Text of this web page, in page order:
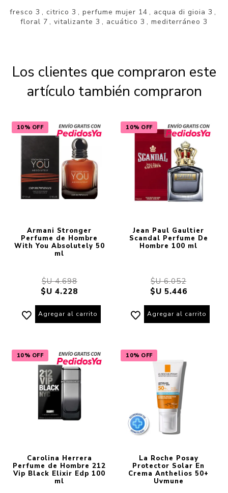
fresco 3 , citrico 3 , perfume mujer 14 , acqua di gioia 3 ,
floral 7 , vitalizante 3 , acuático 3 , mediterráneo 3
Los clientes que compraron este
artículo también compraron
10% OFF
Armani Stronger
Perfume de Hombre
With You Absolutely 50
ml
$U 4.698
$U 4.228
Agregar al carrito
10% OFF
Jean Paul Gaultier
Scandal Perfume De
Hombre 100 ml
$U 6.052
$U 5.446
Agregar al carrito
10% OFF
Carolina Herrera
Perfume de Hombre 212
Vip Black Elixir Edp 100
ml
10% OFF
La Roche Posay
Protector Solar En
Crema Anthelios 50+
Uvmune